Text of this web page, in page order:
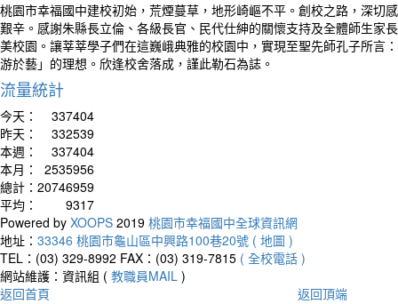
桃園市幸福國中建校初始，荒煙蔓草，地形崎嶇不平。創校之路，深切
艱辛。感謝朱縣長立倫、各級長官、民代仕紳的關懷支持及全體師生家
美校園。讓莘莘學子們在這巍峨典雅的校園中，實現至聖先師孔子所言
游於藝」的理想。欣逢校舍落成，謹此勒石為誌。
流量統計
今天：
337404
昨天：
332539
本週：
337404
本月：
2535956
總計： 20746959
平均：
9317
Powered by XOOPS 2019 桃園市幸福國中全球資訊網
地址： 33346 桃園市龜山區中興路100巷20號 ( 地圖 )
TEL：(03) 329-8992 FAX：(03) 319-7815 ( 全校電話 )
網站維護：資訊組 ( 教職員MAIL )
返回首頁
返回頂端